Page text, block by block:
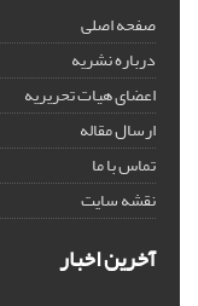
صفحه اصلی
درباره نشریه
اعضای هیات تحریریه
ارسال مقاله
تماس با ما
نقشه سایت
آخرین اخبار